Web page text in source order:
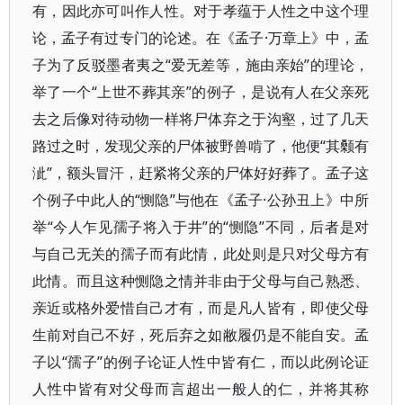
有，因此亦可叫作人性。对于孝蕴于人性之中这个理
论，孟子有过专门的论述。在《孟子·万章上》中，孟
子为了反驳墨者夷之“爱无差等，施由亲始”的理论，
举了一个“上世不葬其亲”的例子，是说有人在父亲死
去之后像对待动物一样将尸体弃之于沟壑，过了几天
路过之时，发现父亲的尸体被野兽啃了，他便“其颡有
泚”，额头冒汗，赶紧将父亲的尸体好好葬了。孟子这
个例子中此人的“恻隐”与他在《孟子·公孙丑上》中所
举“今人乍见孺子将入于井”的“恻隐”不同，后者是对
与自己无关的孺子而有此情，此处则是只对父母方有
此情。而且这种恻隐之情并非由于父母与自己熟悉、
亲近或格外爱惜自己才有，而是凡人皆有，即使父母
生前对自己不好，死后弃之如敝履仍是不能自安。孟
子以“孺子”的例子论证人性中皆有仁，而以此例论证
人性中皆有对父母而言超出一般人的仁，并将其称